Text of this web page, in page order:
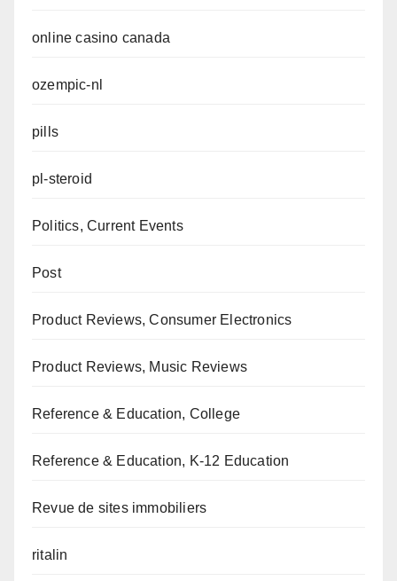
online casino canada
ozempic-nl
pills
pl-steroid
Politics, Current Events
Post
Product Reviews, Consumer Electronics
Product Reviews, Music Reviews
Reference & Education, College
Reference & Education, K-12 Education
Revue de sites immobiliers
ritalin